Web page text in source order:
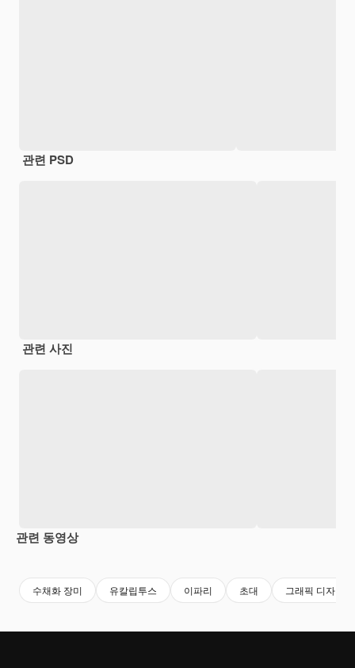
관련 PSD
관련 사진
관련 동영상
수채화 장미 유칼립투스 이파리 초대 그래픽 디자인